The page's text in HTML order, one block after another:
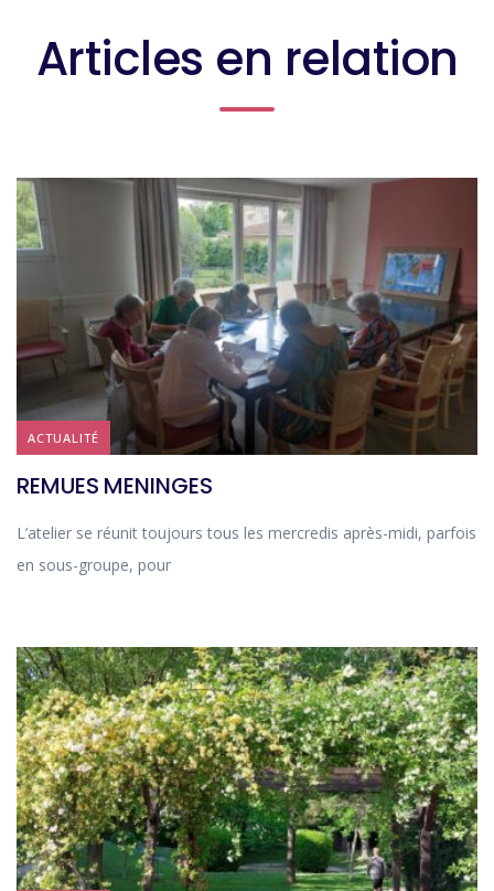
Articles en relation
ACTUALITÉ
REMUES MENINGES
L’atelier se réunit toujours tous les mercredis après-midi, parfois
en sous-groupe, pour